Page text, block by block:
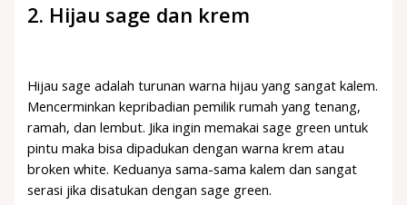
2. Hijau sage dan krem
Hijau sage adalah turunan warna hijau yang sangat kalem.
Mencerminkan kepribadian pemilik rumah yang tenang,
ramah, dan lembut. Jika ingin memakai sage green untuk
pintu maka bisa dipadukan dengan warna krem atau
broken white. Keduanya sama-sama kalem dan sangat
serasi jika disatukan dengan sage green.